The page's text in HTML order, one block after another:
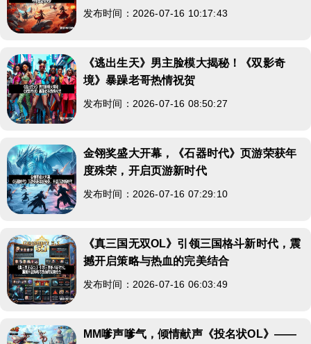
发布时间：2026-07-16 10:17:43
《逃出生天》男主脸模大揭秘！《双影奇
境》暴躁老哥热情祝贺
发布时间：2026-07-16 08:50:27
金翎奖盛大开幕，《石器时代》页游荣获年
度殊荣，开启页游新时代
发布时间：2026-07-16 07:29:10
《真三国无双OL》引领三国格斗新时代，震
撼开启策略与热血的完美结合
发布时间：2026-07-16 06:03:49
MM嗲声嗲气，倾情献声《投名状OL》——